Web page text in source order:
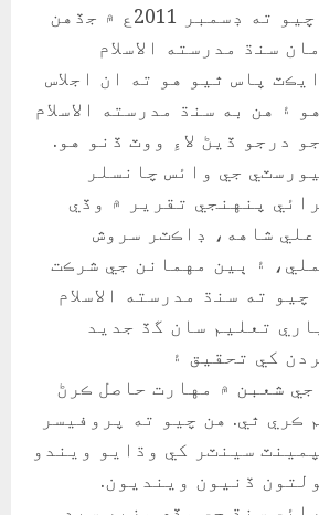
وڏي وزير وڌيڪ چيو ته ڊسمبر 2011ع ۾ جڏهن
سنڌ مدرسته الاسلام
پاس ٿيو هو ته ان اجلاس
۽ هن به سنڌ مدرسته الاسلام
درجو ڏيڻ لاءِ ووٽ ڏنو هو.
جي وائس چانسلر
پنهنجي تقرير ۾ وڏي
شاهه، ڊاڪٽر سروش
۽ ٻين مهمانن جي شرڪت
ته سنڌ مدرسته الاسلام
تعليم سان گڏ جديد
کي تحقيق ۽
شعبن ۾ مهارت حاصل ڪرڻ
ڪري ٿي. هن چيو ته پروفيسر
سينٽر کي وڌايو ويندو
ڏنيون وينديون.